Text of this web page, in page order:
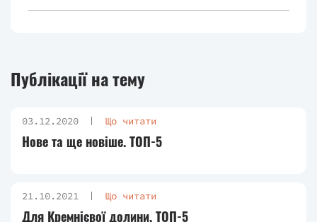
Публікації на тему
03.12.2020 Що читати
Нове та ще новіше. ТОП-5
21.10.2021 Що читати
Для Кремнієвої долини. ТОП-5